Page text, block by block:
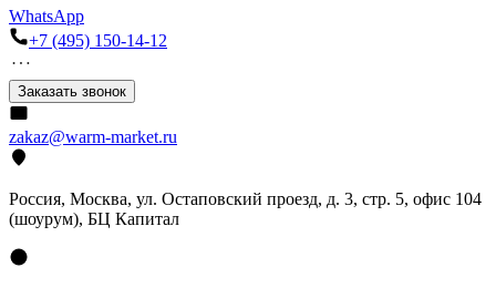
WhatsApp
+7 (495) 150-14-12
Заказать звонок
zakaz@warm-market.ru
Россия, Москва, ул. Остаповский проезд, д. 3, стр. 5, офис 104
(шоурум), БЦ Капитал